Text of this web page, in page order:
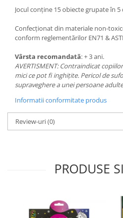
Jocul conține 15 obiecte grupate în
Confecționat din materiale non-
conform reglementărilor EN71 &
Vârsta recomandată: + 3 ani.
AVERTISMENT: Contraindicat
mici ce pot fi inghițite. Pericol de
supraveghere a unei persoane
Informatii conformitate produs
Review-uri(0)
PRODUSE